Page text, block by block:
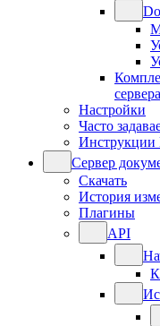
сервера
Настройки
Часто
Сервер
Скачать
История
Плагины
API